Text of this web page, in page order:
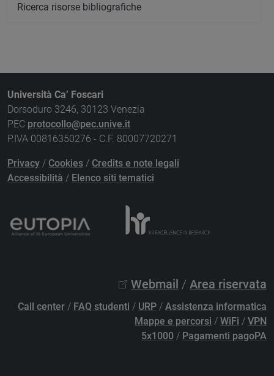
Ricerca risorse bibliografiche
Università Ca’ Foscari
Dorsoduro 3246, 30123 Venezia
PEC protocollo@pec.unive.it
P.IVA 00816350276 - C.F. 80007720271
Privacy / Cookies / Credits e note legali
Accessibilità / Elenco siti tematici
Webmail / Area riservata
Call center / FAQ studenti / URP / Assistenza informatica
Mappe e percorsi / WiFi / VPN
5x1000 / Pagamenti pagoPA